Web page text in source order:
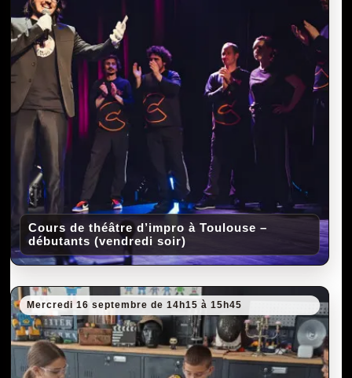
Cours de théâtre d’impro à Toulouse –
débutants (vendredi soir)
Mercredi 16 septembre de 14h15 à 15h45